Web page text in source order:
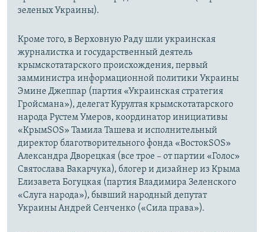
зеленых Украины).
Кроме того, в Верховную Раду шли украинская
журналистка и государственный деятель
крымскотатарского происхождения, первый
замминистра информационной политики Украины
Эмине Джеппар (партия «Украинская стратегия
Гройсмана»), делегат Курултая крымскотатарского
народа Рустем Умеров, координатор инициативы
«КрымSOS» Тамила Ташева и исполнительный
директор благотворительного фонда «ВостокSOS»
Александра Дворецкая (все трое – от партии «Голос»
Святослава Вакарчука), блогер и дизайнер из Крыма
Елизавета Богуцкая (партия Владимира Зеленского
«Слуга народа»), бывший народный депутат
Украины Андрей Сенченко («Сила права»).